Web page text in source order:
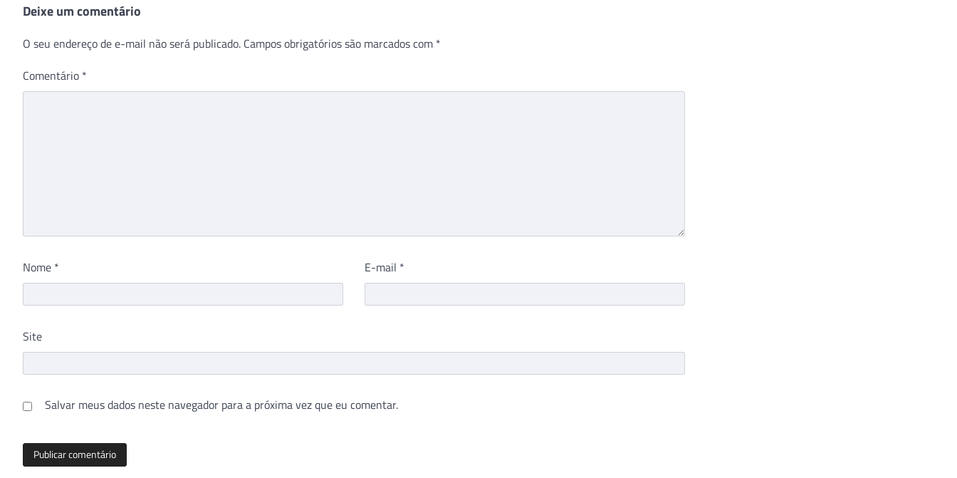
Deixe um comentário
O seu endereço de e-mail não será publicado. Campos obrigatórios são marcados com *
Comentário *
Nome * E-mail *
Site
Salvar meus dados neste navegador para a próxima vez que eu comentar.